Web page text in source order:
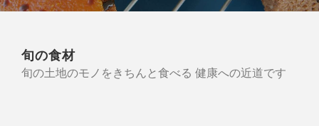
旬の食材
旬の土地のモノをきちんと食べる 健康への近道です